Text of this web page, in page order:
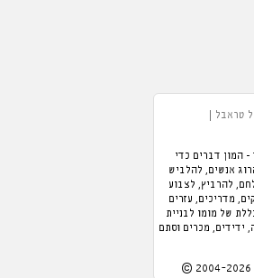
טראבל
המון דברים כדי
אנשים, להרוג אנשים, להלביש
להרביץ, לצבוע
מדריכים, עזרים
של מומו לבניית
ידידים, מכרים וסתם